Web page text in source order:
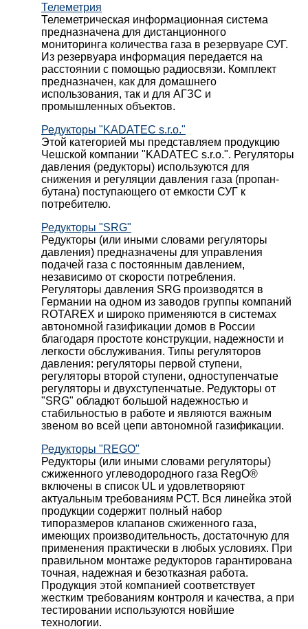
Телеметрия
Телеметрическая информационная система
предназначена для дистанционного
мониторинга количества газа в резервуаре СУГ.
Из резервуара информация передается на
расстоянии с помощью радиосвязи. Комплект
предназначен, как для домашнего
использования, так и для АГЗС и
промышленных объектов.
Редукторы "KADATEC s.r.o."
Этой категорией мы представляем продукцию
Чешской компании "KADATEC s.r.o.". Регуляторы
давления (редукторы) используются для
снижения и регуляции давления газа (пропан-
бутана) поступающего от емкости СУГ к
потребителю.
Редукторы "SRG"
Редукторы (или иными словами регуляторы
давления) предназначены для управления
подачей газа с постоянным давлением,
независимо от скорости потребления.
Регуляторы давления SRG производятся в
Германии на одном из заводов группы компаний
ROTAREX и широко применяются в системах
автономной газификации домов в России
благодаря простоте конструкции, надежности и
легкости обслуживания. Типы регуляторов
давления: регуляторы первой ступени,
регуляторы второй ступени, одноступенчатые
регуляторы и двухступенчатые. Редукторы от
"SRG" обладют большой надежностью и
стабильностью в работе и являются важным
звеном во всей цепи автономной газификации.
Редукторы "REGO"
Редукторы (или иными словами регуляторы)
сжиженного углеводородного газа RegO®
включены в список UL и удовлетворяют
актуальным требованиям РСТ. Вся линейка этой
продукции содержит полный набор
типоразмеров клапанов сжиженного газа,
имеющих производительность, достаточную для
применения практически в любых условиях. При
правильном монтаже редукторов гарантирована
точная, надежная и безотказная работа.
Продукция этой компанией соответствует
жестким требованиям контроля и качества, а при
тестировании используются новйшие
технологии.